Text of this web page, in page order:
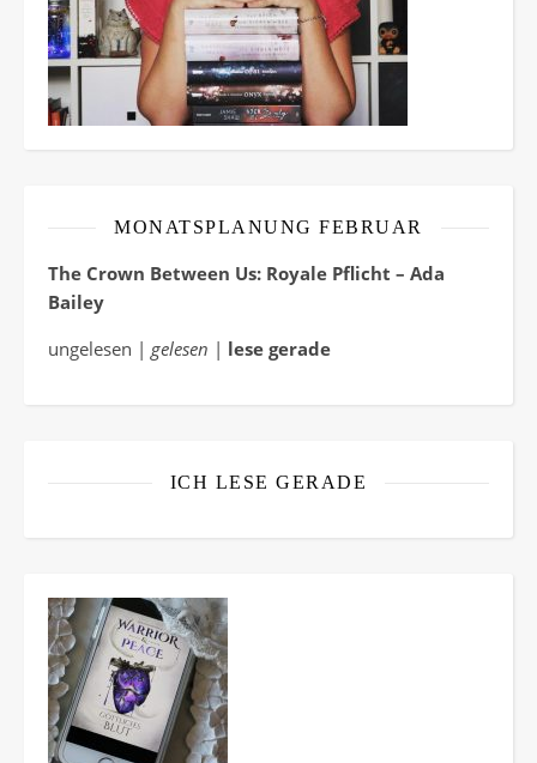
MONATSPLANUNG FEBRUAR
The Crown Between Us: Royale Pflicht – Ada
Bailey
ungelesen | gelesen | lese gerade
ICH LESE GERADE